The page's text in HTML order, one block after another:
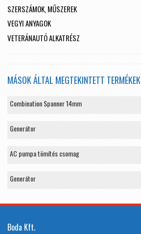
SZERSZÁMOK, MŰSZEREK
VEGYI ANYAGOK
VETERÁNAUTÓ ALKATRÉSZ
MÁSOK ÁLTAL MEGTEKINTETT TERMÉKEK
Combination Spanner 14mm
Generátor
AC pumpa tömítés csomag
Generátor
Boda Kft.